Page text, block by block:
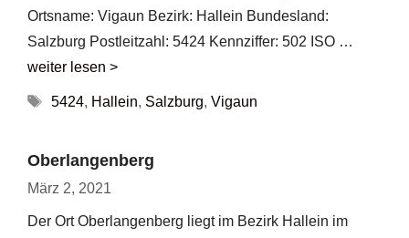
Ortsname: Vigaun Bezirk: Hallein Bundesland:
Salzburg Postleitzahl: 5424 Kennziffer: 502 ISO …
weiter lesen >
Schlagwörter
5424, Hallein, Salzburg, Vigaun
Oberlangenberg
März 2, 2021
Der Ort Oberlangenberg liegt im Bezirk Hallein im